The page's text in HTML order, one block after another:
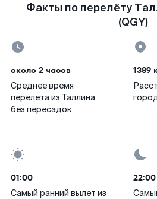
Факты по перелёту
(QGY)
около 2 часов
Среднее время
перелета из Таллина
без пересадок
1389
01:00
Самый ранний вылет из
22:00